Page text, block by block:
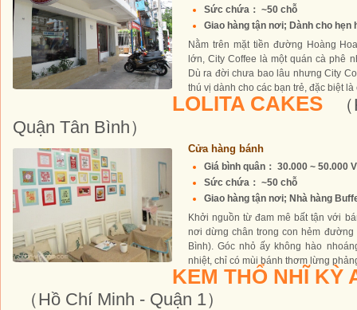
Sức chứa： ~50 chỗ
Giao hàng tận nơi; Dành cho hẹn
Nằm trên mặt tiền đường Hoàng
lớn, City Coffee là một quán cà phê
Dù ra đời chưa bao lâu nhưng City
thú vị dành cho các bạn trẻ, đặc biệt là
LOLITA CAKES
Quận Tân Bình）
Cửa hàng bánh
Giá bình quân： 30.000 ~ 50.000
Sức chứa： ~50 chỗ
Giao hàng tận nơi; Nhà hàng
Khởi nguồn từ đam mê bất tận với
nơi dừng chân trong con hẻm đường
Bình). Góc nhỏ ấy không hào
nhiệt, chỉ có mùi bánh thơm lừng
KEM THỔ NHĨ KỲ
（Hồ Chí Minh - Quận 1）